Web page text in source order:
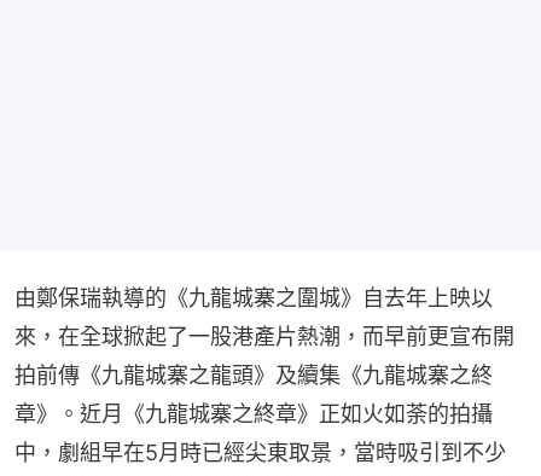
由鄭保瑞執導的《九龍城寨之圍城》自去年上映以
來，在全球掀起了一股港產片熱潮，而早前更宣布開
拍前傳《九龍城寨之龍頭》及續集《九龍城寨之終
章》。近月《九龍城寨之終章》正如火如荼的拍攝
中，劇組早在5月時已經尖東取景，當時吸引到不少